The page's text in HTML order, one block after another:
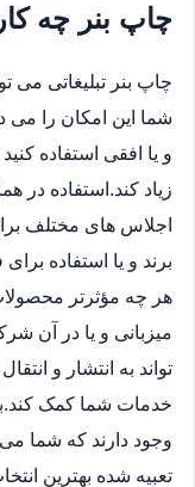
چاپ بنر چه
چاپ بنر تبلیغاتی می
شما این امکان را می
و یا افقی استفاده
زیاد کند.استفاده در
اجلاس های مختلف
برند و یا استفاده
هر چه مؤثرتر
میزبانی و یا در آن
تواند به انتشار و
خدمات شما کمک
وجود دارند که شما
تعبیه شده بهترین